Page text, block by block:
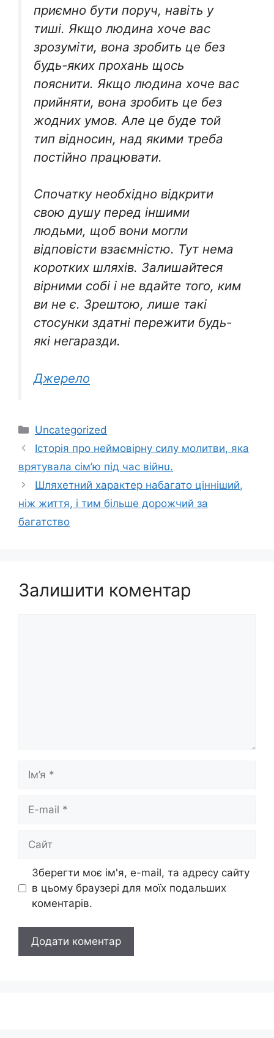
приємно бути поруч, навіть у
тиші. Якщо людина хоче вас
зрозуміти, вона зробить це без
будь-яких прохань щось
пояснити. Якщо людина хоче вас
прийняти, вона зробить це без
жодних умов. Але це буде той
тип відносин, над якими треба
постійно працювати.
Спочатку необхідно відкрити
свою душу перед іншими
людьми, щоб вони могли
відповісти взаємністю. Тут нема
коротких шляхів. Залишайтеся
вірними собі і не вдайте того, ким
ви не є. Зрештою, лише такі
стосунки здатні пережити будь-
які негаразди.
Джерело
Категорії
Uncategorized
Історія про неймовірну силу молитви, яка
врятувала сім’ю під час війнu.
Шляхетний характер набагато цінніший,
ніж життя, і тим більше дорожчий за
багатство
Залишити коментар
Ім’я
Сайт
Зберегти моє ім'я, e-mail, та адресу сайту
в цьому браузері для моїх подальших
коментарів.